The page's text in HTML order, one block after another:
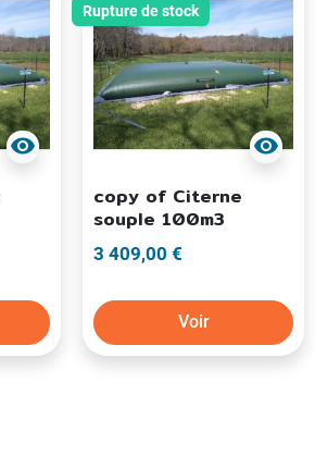
visibility
Rupture de stock
visibility
copy of Citerne
souple 100m3
3 409,00 €
Voir